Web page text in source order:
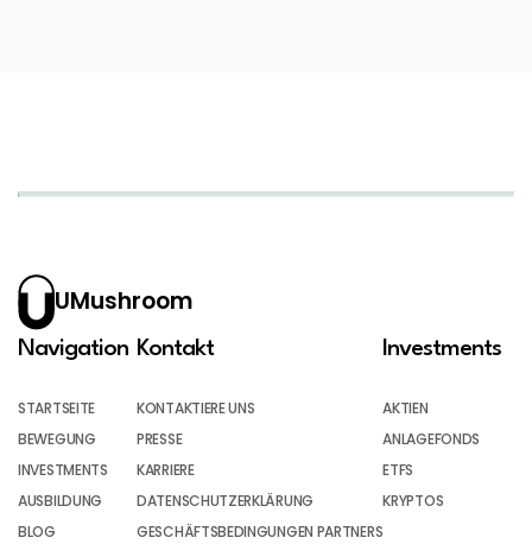
UMushroom
Navigation
STARTSEITE
BEWEGUNG
INVESTMENTS
AUSBILDUNG
BLOG
Kontakt
KONTAKTIERE UNS
PRESSE
KARRIERE
DATENSCHUTZERKLÄRUNG
GESCHÄFTSBEDINGUNGEN PARTNERS
Investments
AKTIEN
ANLAGEFONDS
ETFS
KRYPTOS